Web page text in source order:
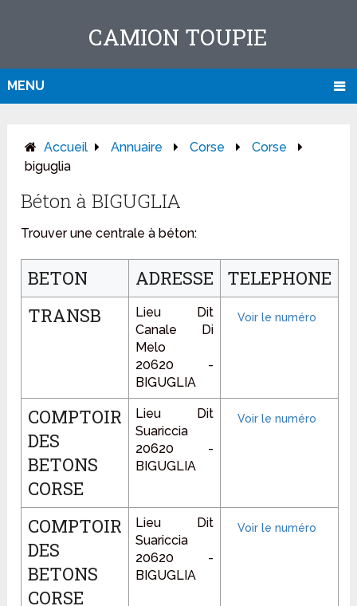
CAMION TOUPIE
MENU
Accueil Annuaire Corse
Corse
biguglia
Béton à BIGUGLIA
Trouver une centrale à béton:
BETON ADRESSE
TELEPHONE
TRANSB
Lieu Dit
Canale Di
Melo
20620 -
BIGUGLIA
COMPTOIR
DES
BETONS
CORSE
Lieu Dit
Suariccia
20620 -
BIGUGLIA
COMPTOIR
DES
BETONS
CORSE
Lieu Dit
Suariccia
20620 -
BIGUGLIA